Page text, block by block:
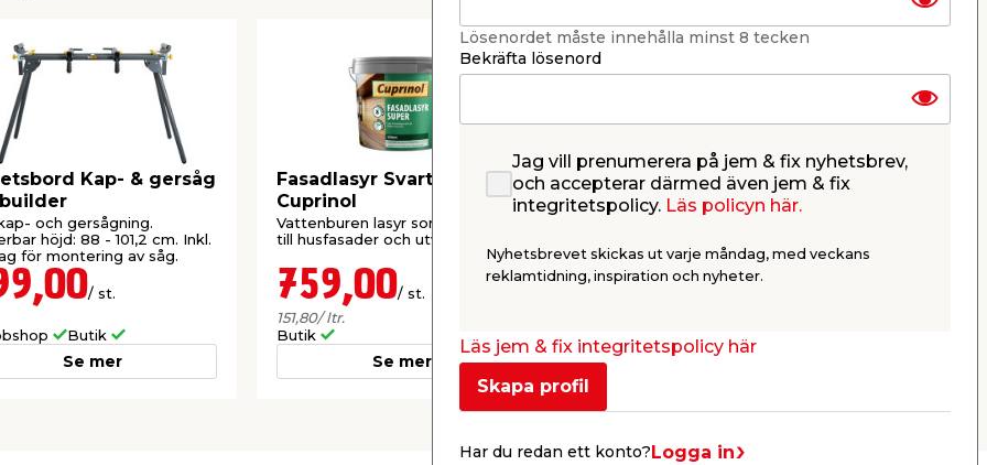
Kap- & gersåg
och gersågning.
höjd: 88 - 101,2 cm. Inkl.
för montering av såg.
/ st.
Butik
Se mer
Fasadlasyr Svartbrun 5 L
Cuprinol
Vattenburen lasyr som används
till husfasader och utvändigt trä.
759,00/ st.
151,80/ ltr.
Butik
Se mer
Skruvdragare 18V Einhell
1 249,00
Se mer
Lösenordet måste innehålla minst 8 tecken
Bekräfta lösenord
Jag vill prenumerera på jem & fix nyhetsbrev,
och accepterar därmed även jem & fix
integritetspolicy. Läs policyn här.
Nyhetsbrevet skickas ut varje måndag, med veckans
reklamtidning, inspiration och nyheter.
Läs jem & fix integritetspolicy här
Skapa profil
Har du redan ett konto?Logga in